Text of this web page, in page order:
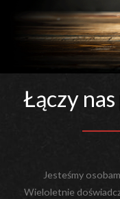
Łączy
Jesteśmy
Wieloletnie